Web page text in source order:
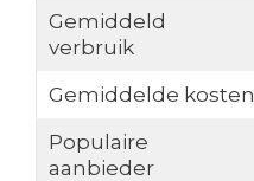
Gemiddeld
verbruik
Gemiddelde kosten
Populaire
aanbieder